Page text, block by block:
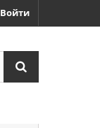
Войти